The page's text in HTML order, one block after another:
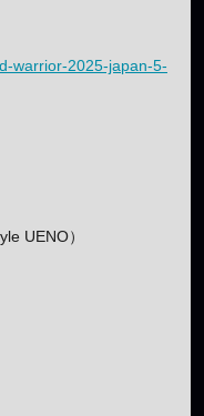
warrior-2025-japan-5-
UENO）